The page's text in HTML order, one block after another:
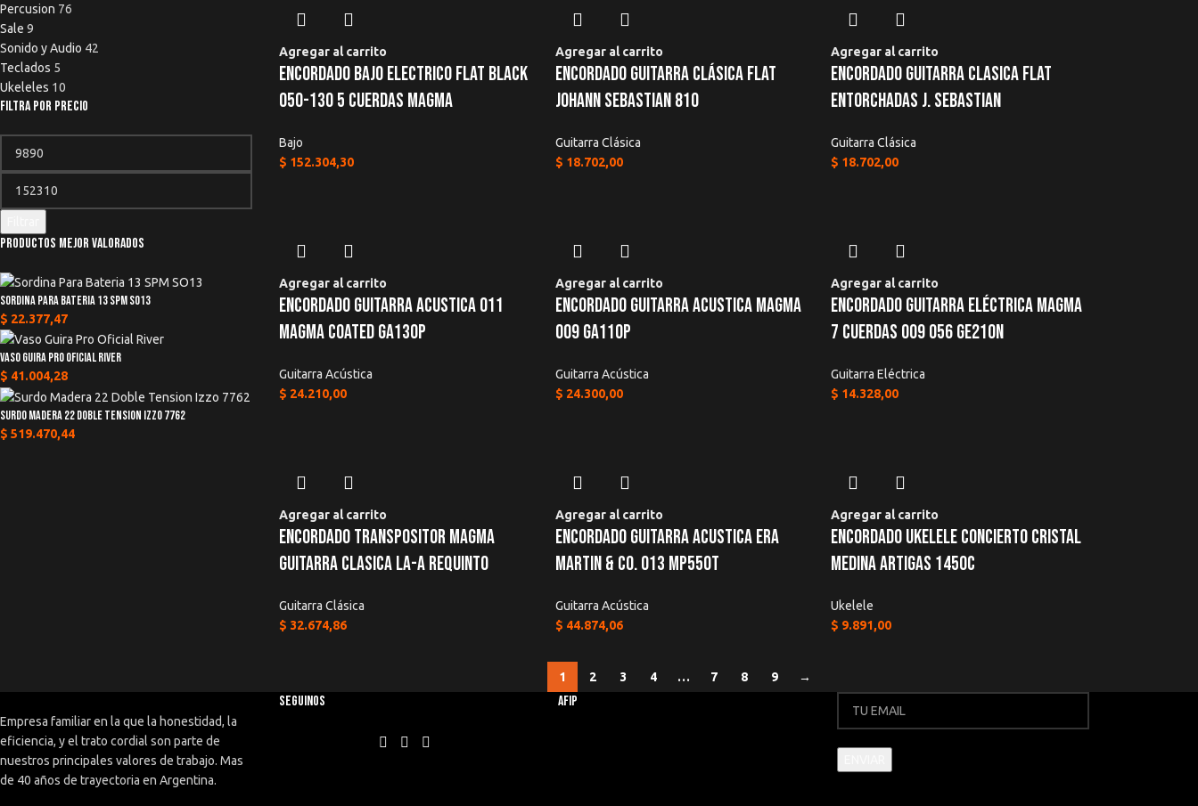
Percusion 76
Sale 9
Sonido y Audio 42
Teclados 5
Ukeleles 10
Filtra por precio
Productos mejor valorados
Sordina Para Bateria 13 SPM SO13
$ 22.377,47
Vaso Guira Pro Oficial River
$ 41.004,28
Surdo Madera 22 Doble Tension Izzo 7762
$ 519.470,44
Agregar al carrito
Encordado Bajo Electrico Flat Black
050-130 5 Cuerdas Magma
Bajo
$ 152.304,30
Agregar al carrito
Encordado Guitarra Clásica Flat
Johann Sebastian 810
Guitarra Clásica
$ 18.702,00
Agregar al carrito
Encordado Guitarra Clasica Flat
Entorchadas J. Sebastian
Guitarra Clásica
$ 18.702,00
Agregar al carrito
Encordado Guitarra Acustica 011
Magma Coated Ga130p
Guitarra Acústica
$ 24.210,00
Agregar al carrito
Encordado Guitarra Acustica Magma
009 Ga110p
Guitarra Acústica
$ 24.300,00
Agregar al carrito
Encordado Guitarra Eléctrica Magma
7 Cuerdas 009 056 Ge210n
Guitarra Eléctrica
$ 14.328,00
Agregar al carrito
Encordado Transpositor Magma
Guitarra Clasica La-a Requinto
Guitarra Clásica
$ 32.674,86
Agregar al carrito
Encordado Guitarra Acustica Era
Martin & Co. 013 MP550T
Guitarra Acústica
$ 44.874,06
Agregar al carrito
Encordado Ukelele Concierto Cristal
Medina Artigas 1450c
Ukelele
$ 9.891,00
1 2 3 4 … 7 8 9 →
Empresa familiar en la que la honestidad, la
eficiencia, y el trato cordial son parte de
nuestros principales valores de trabajo. Mas
de 40 años de trayectoria en Argentina.
SEGUINOS AFIP